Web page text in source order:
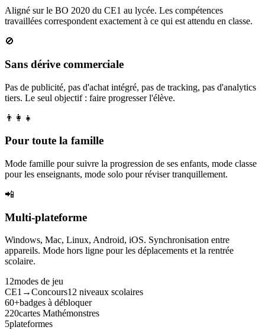
Aligné sur le BO 2020 du CE1 au lycée. Les compétences
travaillées correspondent exactement à ce qui est attendu en classe.
🚫
Sans dérive commerciale
Pas de publicité, pas d'achat intégré, pas de tracking, pas d'analytics
tiers. Le seul objectif : faire progresser l'élève.
👨‍👩‍👧
Pour toute la famille
Mode famille pour suivre la progression de ses enfants, mode classe
pour les enseignants, mode solo pour réviser tranquillement.
📲
Multi-plateforme
Windows, Mac, Linux, Android, iOS. Synchronisation entre
appareils. Mode hors ligne pour les déplacements et la rentrée
scolaire.
12modes de jeu
CE1→Concours12 niveaux scolaires
60+badges à débloquer
220cartes Mathémonstres
5plateformes